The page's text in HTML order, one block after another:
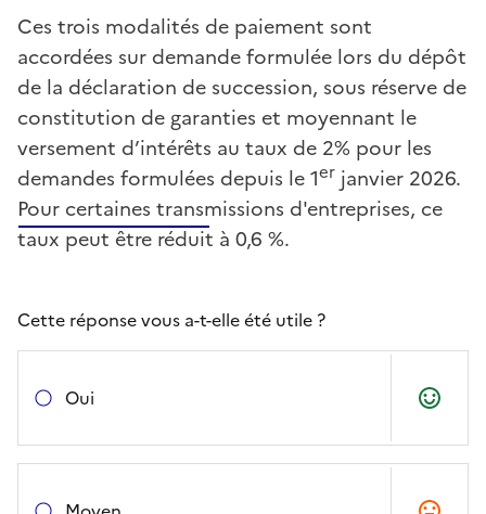
Ces trois modalités de paiement sont
accordées sur demande formulée lors du dépôt
de la déclaration de succession, sous réserve de
constitution de garanties et moyennant le
versement d’intérêts au taux de 2% pour les
demandes formulées depuis le 1er janvier 2026.
Pour certaines transmissions d'entreprises, ce
taux peut être réduit à 0,6 %.
Cette réponse vous a-t-elle été utile ?
Oui